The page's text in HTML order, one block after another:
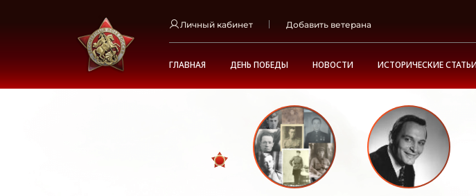
Личный кабинет Добавить ветерана
ГЛАВНАЯ ДЕНЬ ПОБЕДЫ НОВОСТИ ИСТОРИЧЕСКИЕ